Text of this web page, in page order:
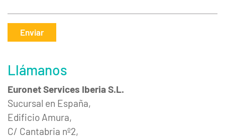
Enviar
Llámanos
Euronet Services Iberia S.L.
Sucursal en España,
Edificio Amura,
C/ Cantabria nº2,